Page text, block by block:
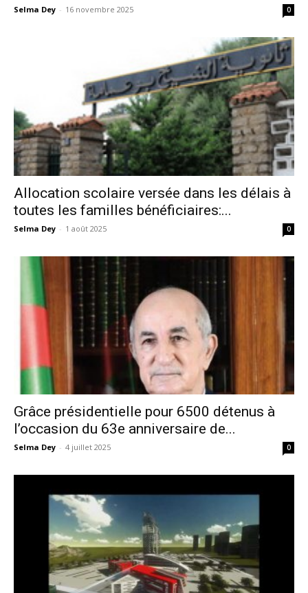
Selma Dey - 16 novembre 2025 0
Allocation scolaire versée dans les délais à
toutes les familles bénéficiaires:...
Selma Dey - 1 août 2025 0
Grâce présidentielle pour 6500 détenus à
l’occasion du 63e anniversaire de...
Selma Dey - 4 juillet 2025 0